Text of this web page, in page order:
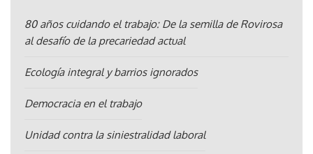
80 años cuidando el trabajo: De la semilla de Rovirosa
al desafío de la precariedad actual
Ecología integral y barrios ignorados
Democracia en el trabajo
Unidad contra la siniestralidad laboral